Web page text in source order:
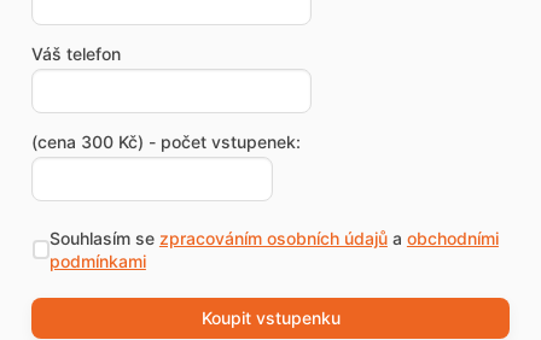
Váš telefon
(cena 300 Kč) - počet vstupenek:
Souhlasím se zpracováním osobních údajůa obchodními
podmínkami
Koupit vstupenku